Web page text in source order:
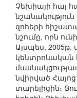
Չեխիայի հայ
զոհերի
նշումը, որն
Այսպես,
կենտրոնական
նվիրված
տարելիցին։